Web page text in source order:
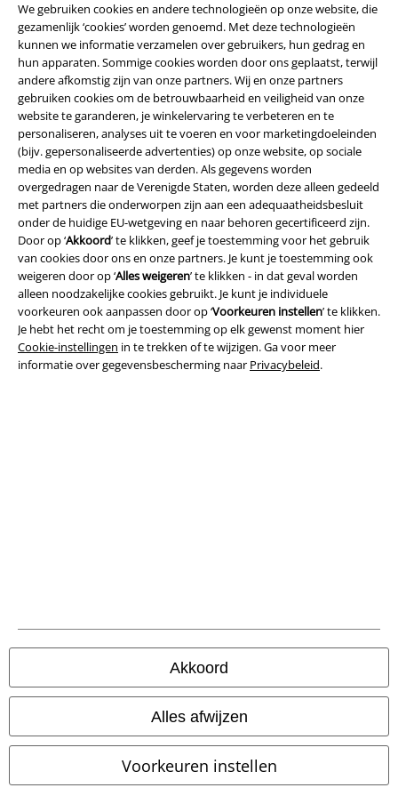
We gebruiken cookies en andere technologieën op onze website, die
gezamenlijk ‘cookies’ worden genoemd. Met deze technologieën
kunnen we informatie verzamelen over gebruikers, hun gedrag en
hun apparaten. Sommige cookies worden door ons geplaatst, terwijl
andere afkomstig zijn van onze partners. Wij en onze partners
gebruiken cookies om de betrouwbaarheid en veiligheid van onze
website te garanderen, je winkelervaring te verbeteren en te
personaliseren, analyses uit te voeren en voor marketingdoeleinden
(bijv. gepersonaliseerde advertenties) op onze website, op sociale
media en op websites van derden. Als gegevens worden
overgedragen naar de Verenigde Staten, worden deze alleen gedeeld
met partners die onderworpen zijn aan een adequaatheidsbesluit
onder de huidige EU-wetgeving en naar behoren gecertificeerd zijn.
Door op ‘Akkoord’ te klikken, geef je toestemming voor het gebruik
van cookies door ons en onze partners. Je kunt je toestemming ook
weigeren door op ‘Alles weigeren’ te klikken - in dat geval worden
alleen noodzakelijke cookies gebruikt. Je kunt je individuele
voorkeuren ook aanpassen door op ‘Voorkeuren instellen’ te klikken.
Je hebt het recht om je toestemming op elk gewenst moment hier
Cookie-instellingen in te trekken of te wijzigen. Ga voor meer
informatie over gegevensbescherming naar Privacybeleid.
Akkoord
Alles afwijzen
Voorkeuren instellen
Bijna uitverkocht
€ 32,99
Dotties Cherry Dress
Pussy
Deluxe
Midi-jurk
-15%
Bijna uitverkocht
€ 19,99
€ 16,99
Ladies Spaghetti Dress
Urban
Classics
Mini-jurk
Summer Flowers Emb Flare Dress
Voodoo Vixen
Midi-jurk
Off-The-Shoulder Swing Dress
Belsira
Midi-jurk